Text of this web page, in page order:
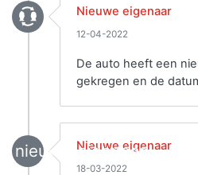
Nieuwe eigenaar
12-04-2022
De auto heeft een
gekregen en de
nieuwe_eigenaar
Nieuwe eigenaar
18-03-2022